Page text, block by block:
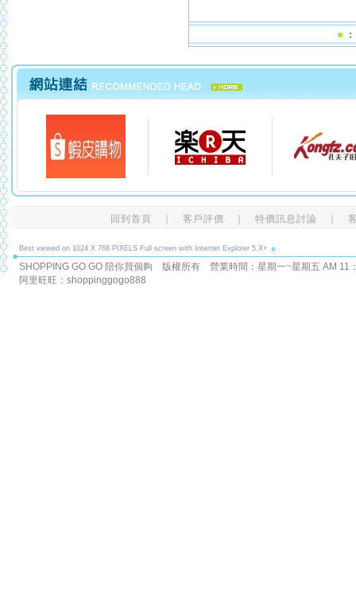
回到首頁 客戶評價 特價訊息討論
Best viewed on 1024 X 768 PIXELS Full screen with Internet Explorer 5.X+
SHOPPING GO GO 陪你買個夠 版權所有 營業時間：星期一~星期五 AM
阿里旺旺：shoppinggogo888